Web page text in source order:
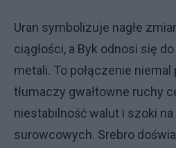
Uran symbolizuje nagłe
ciągłości, a Byk odnosi się
metali. To połączenie
tłumaczy gwałtowne ruchy
niestabilność walut i szoki na
surowcowych. Srebro